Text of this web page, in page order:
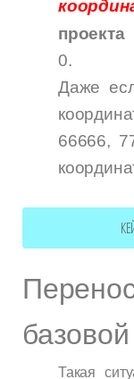
проекта
0.
Даже
66666,
Такая